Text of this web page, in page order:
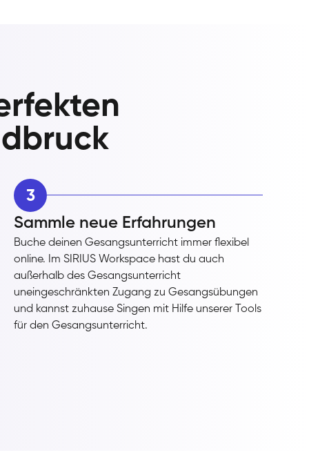
3
Sammle neue Erfahrungen
Buche deinen Gesangsunterricht immer flexibel
online. Im SIRIUS Workspace hast du auch
außerhalb des Gesangsunterricht
uneingeschränkten Zugang zu Gesangsübungen
und kannst zuhause Singen mit Hilfe unserer Tools
für den Gesangsunterricht.